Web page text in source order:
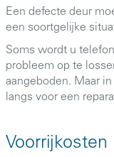
Een defecte deur
een soortgelijke
Soms wordt u
probleem op te
aangeboden. Maar
langs voor een
Voorrijkosten